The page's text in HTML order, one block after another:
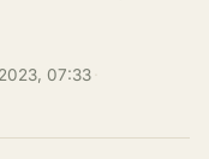
07:33